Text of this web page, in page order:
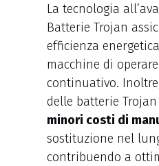
La tecnologia
Batterie Trojan
efficienza
macchine di
continuativo.
delle batterie
minori costi di
sostituzione nel
contribuendo a